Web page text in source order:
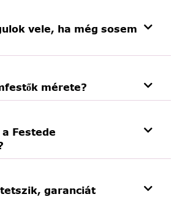
vele, ha még sosem
mérete?
Festede
garanciát